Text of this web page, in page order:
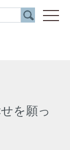
を願っ